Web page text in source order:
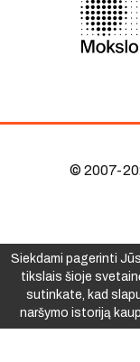
© 2007-
Siekdami pagerinti
tikslais šioje
sutinkate, kad
naršymo istoriją